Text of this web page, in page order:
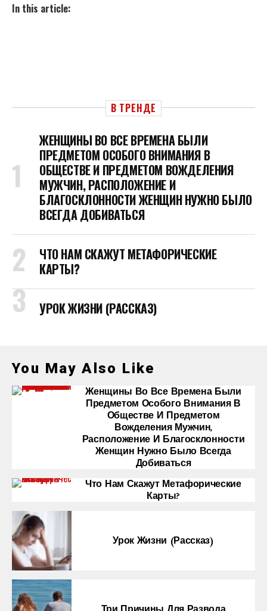
In this article:
В ТРЕНДЕ
ЖЕНЩИНЫ ВО ВСЕ ВРЕМЕНА БЫЛИ
ПРЕДМЕТОМ ОСОБОГО ВНИМАНИЯ В
ОБЩЕСТВЕ И ПРЕДМЕТОМ ВОЖДЕЛЕНИЯ
МУЖЧИН, РАСПОЛОЖЕНИЕ И
БЛАГОСКЛОННОСТИ ЖЕНЩИН НУЖНО БЫЛО
ВСЕГДА ДОБИВАТЬСЯ
ЧТО НАМ СКАЖУТ МЕТАФОРИЧЕСКИЕ
КАРТЫ?
УРОК ЖИЗНИ (РАССКАЗ)
You May Also Like
Женщины Во Все Времена Были
Предметом Особого Внимания В
Обществе И Предметом
Вожделения Мужчин,
Расположение И Благосклонности
Женщин Нужно Было Всегда
Добиваться
Что Нам Скажут Метафорические
Карты?
Урок Жизни (рассказ)